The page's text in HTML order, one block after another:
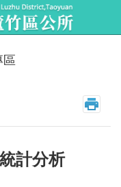
區
計分析